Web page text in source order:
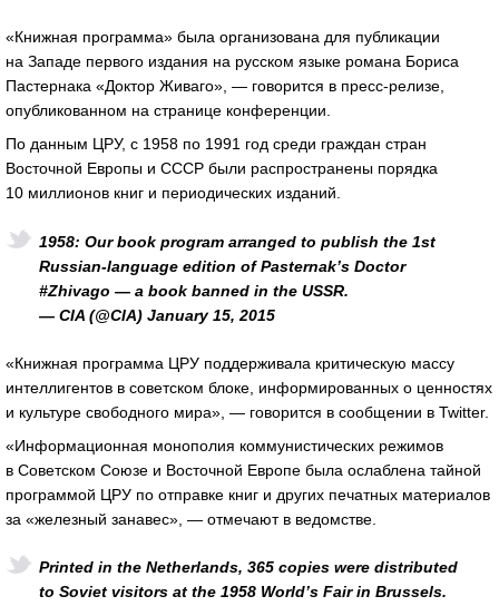
«Книжная программа» была организована для публикации
на Западе первого издания на русском языке романа Бориса
Пастернака «Доктор Живаго», — говорится в пресс-релизе,
опубликованном на странице конференции.
По данным ЦРУ, с 1958 по 1991 год среди граждан стран
Восточной Европы и СССР были распространены порядка
10 миллионов книг и периодических изданий.
1958: Our book program arranged to publish the 1st
Russian-language edition of Pasternak’s Doctor
#Zhivago — a book banned in the USSR.
— CIA (@CIA) January 15, 2015
«Книжная программа ЦРУ поддерживала критическую массу
интеллигентов в советском блоке, информированных о ценностях
и культуре свободного мира», — говорится в сообщении в Twitter.
«Информационная монополия коммунистических режимов
в Советском Союзе и Восточной Европе была ослаблена тайной
программой ЦРУ по отправке книг и других печатных материалов
за «железный занавес», — отмечают в ведомстве.
Printed in the Netherlands, 365 copies were distributed
to Soviet visitors at the 1958 World’s Fair in Brussels.